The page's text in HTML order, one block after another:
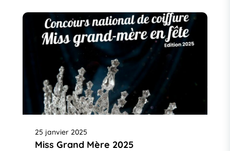
25 janvier 2025
Miss Grand Mère 2025